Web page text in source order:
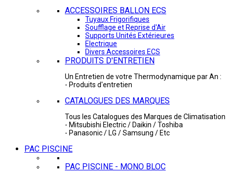
ACCESSOIRES BALLON ECS
Tuyaux Frigorifiques
Soufflage et Reprise d'Air
Supports Unités Extérieures
Electrique
Divers Accessoires ECS
PRODUITS D'ENTRETIEN
Un Entretien de votre Thermodynamique par An :
- Produits d'entretien
CATALOGUES DES MARQUES
Tous les Catalogues des Marques de Climatisation
- Mitsubishi Electric / Daikin / Toshiba
- Panasonic / LG / Samsung / Etc
PAC PISCINE
PAC PISCINE - MONO BLOC